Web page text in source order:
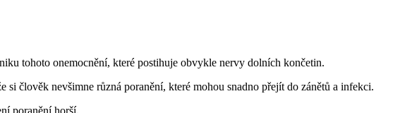
tohoto onemocnění, které postihuje obvykle nervy dolních končetin.
člověk nevšimne různá poranění, které mohou snadno přejít do zánětů a infekci.